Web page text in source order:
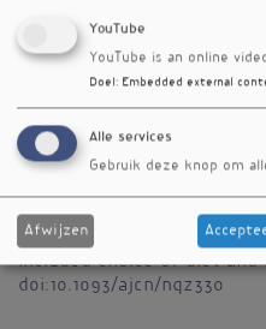
granen een lastige
frisdranken, margarine
staan.
Referenties
Paleolithic, or
exploratory secondary
included choice of diet and
doi:10.1093/ajcn/nqz330
YouTube
YouTube is an online
Doel : Embedded external
Alle services
Gebruik deze knop om
Afwijzen